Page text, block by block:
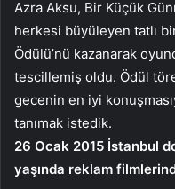
Azra Aksu, Bir Küçük
herkesi büyüleyen tatlı
Ödülü’nü kazanarak
tescillemiş oldu. Ödül
gecenin en iyi
tanımak istedik.
26 Ocak 2015 İstanbul
yaşında reklam